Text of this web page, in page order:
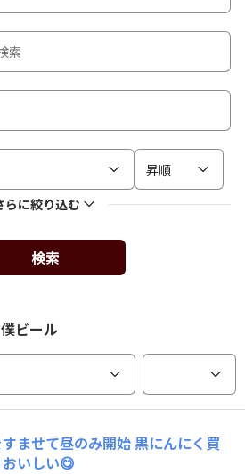
昇順
らに絞り込む
検索
ビール
ませて昼のみ開始 黒にんにく買
いしい😋